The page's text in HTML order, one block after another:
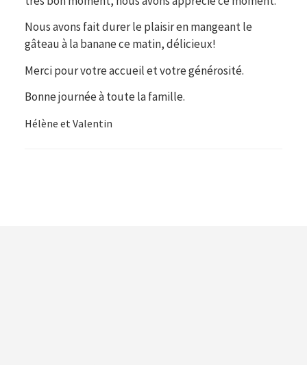
Nous avons fait durer le plaisir en mangeant le
gâteau à la banane ce matin, délicieux!
Merci pour votre accueil et votre générosité.
Bonne journée à toute la famille.
Hélène et Valentin